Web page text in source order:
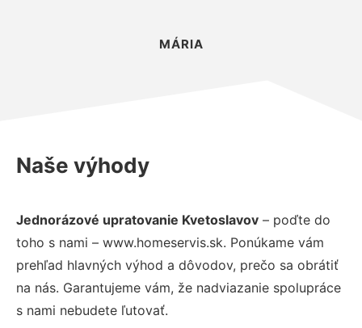
MÁRIA
Naše výhody
Jednorázové upratovanie Kvetoslavov – poďte do
toho s nami – www.homeservis.sk. Ponúkame vám
prehľad hlavných výhod a dôvodov, prečo sa obrátiť
na nás. Garantujeme vám, že nadviazanie spolupráce
s nami nebudete ľutovať.